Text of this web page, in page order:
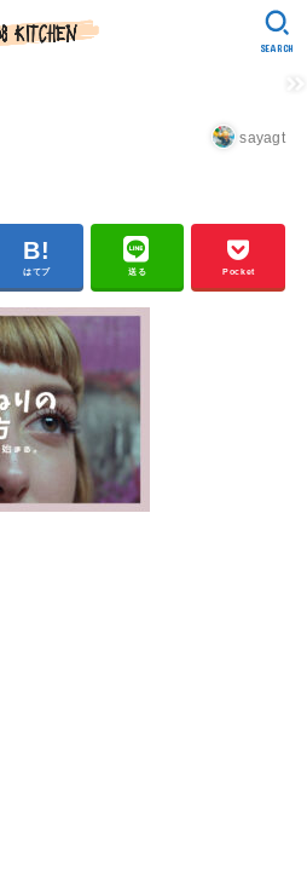
SEARCH
sayagt
はてブ 送る Pocket